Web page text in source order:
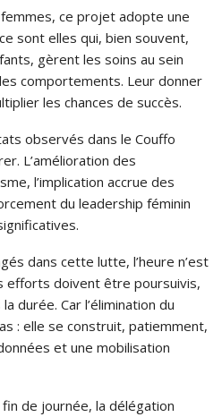
ce projet adopte une
sont elles qui, bien souvent,
gèrent les soins au sein
comportements. Leur donner
les chances de succès.
observés dans le Couffo
L’amélioration des
l’implication accrue des
du leadership féminin
dans cette lutte, l’heure n’est
efforts doivent être poursuivis,
durée. Car l’élimination du
: elle se construit, patiemment,
et une mobilisation
de journée, la délégation